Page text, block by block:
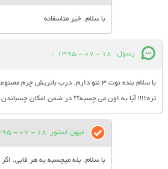
با سلام. خیر متاسفانه
رسول 18 - 07 - 1395
:
با سلام بنده نوت 3 نئو دارم. درِب باتریش
تره!!!!! آیا به اون می چسبه؟؟ در ضمن امکان
میهن استور 18 - 07 - 1395
با سلام. بله میچسبه به هر قابی.